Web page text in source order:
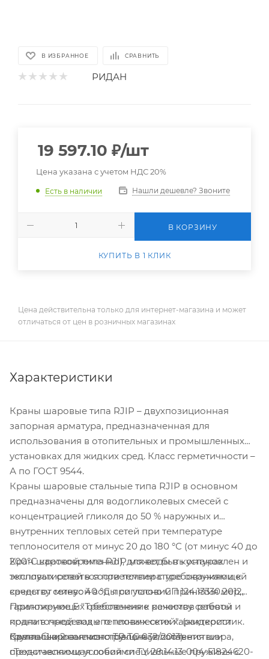
В ИЗБРАННОЕ СРАВНИТЬ
РИДАН
19 597.10 ₽/шт
Цена указана с учетом НДС 20%
Есть в наличии Нашли дешевле? Звоните
В КОРЗИНУ
КУПИТЬ В 1 КЛИК
Цена действительна только для интернет-магазина и может
отличаться от цен в розничных магазинах
Характеристики
Краны шаровые типа RJIP – двухпозиционная
запорная арматура, предназначенная для
использования в отопительных и промышленных
установках для жидких сред. Класс герметичности –
А по ГОСТ 9544.
Краны шаровые стальные типа RJIP в основном
предназначены для водогликолевых смесей с
концентрацией гликоля до 50 % наружных и
внутренних тепловых сетей при температуре
теплоносителя от минус 20 до 180 °С (от минус 40 до
200°С кратковременно), для воды в контурах
тепловых сетей в соответствии с требованиями к
качеству сетевой воды согласно СП 124.13330.2012,
Приложение Е "Требования к качеству сетевой и
подпиточной воды тепловых сетей". (жидкости
группы 1 и 2 согласно ТР ТС 032/2013).
Кран шаровой типа RJIP может быть установлен и
эксплуатироваться при температуре окружающей
среды от минус 40 °С при условии принятия мер,
гарантирующих обеспечение режимов работы
крана в пределах его технических характеристик.
Самообжимная конструкция уплотнения шара,
представляющая собой специальные пружины с
Краны шаровые изготовлены в соответствии
сТехническими условиями ТУ 28.14.13-004-51824620-